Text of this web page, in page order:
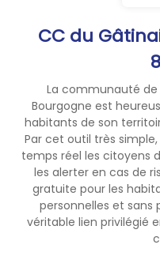
CC du
La communauté
Bourgogne est
habitants de son
Par cet outil très
temps réel les citoyens
les alerter en cas de
gratuite pour les
personnelles et sans
véritable lien privilégié